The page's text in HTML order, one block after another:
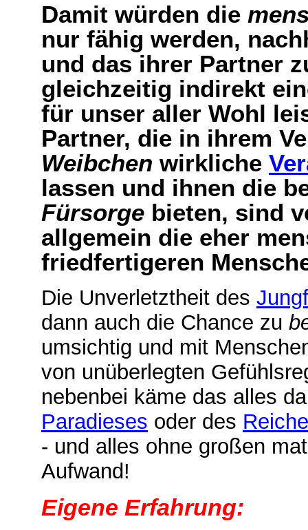
Damit würden die
nur fähig werden,
und das ihrer Partner
gleichzeitig indirekt
für unser aller Wohl
Partner, die in ihrem
Weibchen wirkliche
lassen und ihnen die
Fürsorge bieten, sind
allgemein die eher
friedfertigeren
Die Unverletztheit des
dann auch die Chance zu
umsichtig und mit
von unüberlegten
nebenbei käme das alles
Paradieses oder des
- und alles ohne großen
Aufwand!
Eigene Erfahrung: